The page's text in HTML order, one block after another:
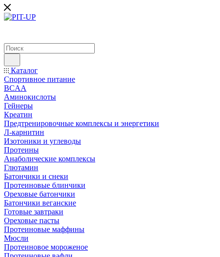
Каталог
Спортивное питание
BCAA
Аминокислоты
Гейнеры
Креатин
Предтренировочные комплексы и энергетики
Л-карнитин
Изотоники и углеводы
Протеины
Анаболические комплексы
Глютамин
Батончики и снеки
Протеиновые блинчики
Ореховые батончики
Батончики веганские
Готовые завтраки
Ореховые пасты
Протеиновые маффины
Мюсли
Протеиновое мороженое